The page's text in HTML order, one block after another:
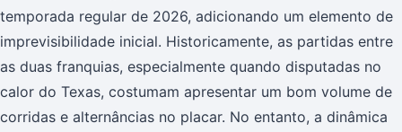
temporada regular de 2026, adicionando um elemento de
imprevisibilidade inicial. Historicamente, as partidas entre
as duas franquias, especialmente quando disputadas no
calor do Texas, costumam apresentar um bom volume de
corridas e alternâncias no placar. No entanto, a dinâmica